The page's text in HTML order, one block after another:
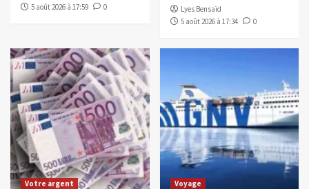
5 août 2026 à 17:59
0
Lyes Bensaïd
5 août 2026 à 17:34
0
Votre argent Voyage